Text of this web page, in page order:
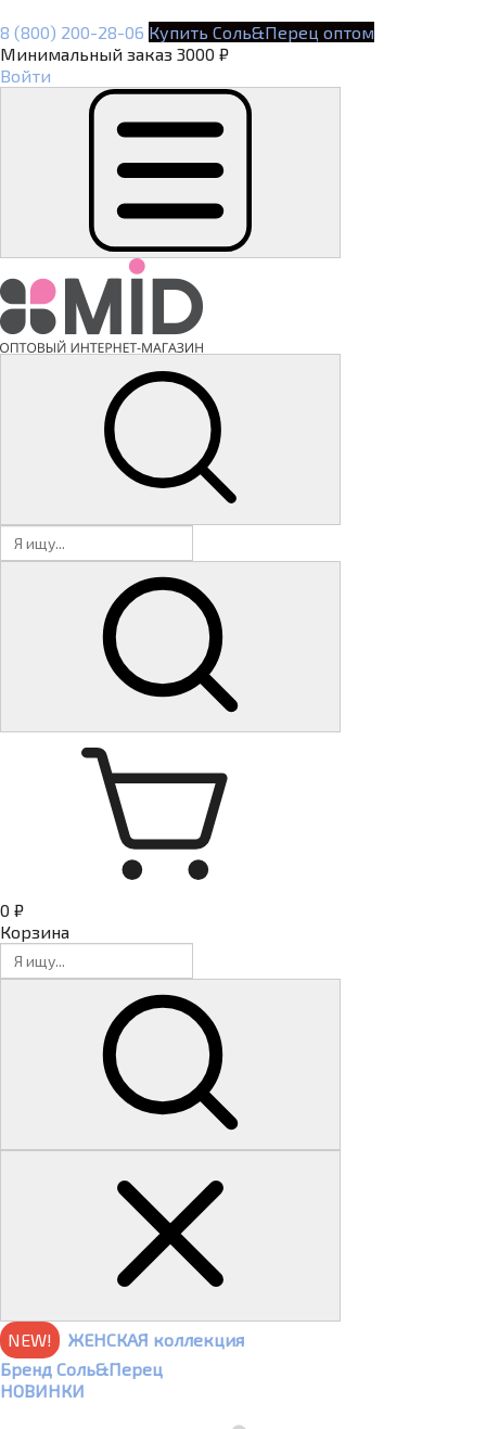
8 (800) 200-28-06 Купить Соль&Перец оптом
Минимальный заказ 3000 ₽
Войти
0 ₽
Корзина
NEW!
ЖЕНСКАЯ коллекция
Бренд Соль&Перец
НОВИНКИ